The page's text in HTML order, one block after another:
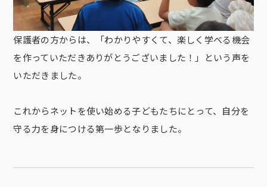
保護者の方からは、「わかりやすくて、楽しく学べる機会
を作っていただきありがとうございました！」という声を
いただきました。
これからネットを使い始める子どもたちにとって、自分を
守る力を身につける第一歩となりました。